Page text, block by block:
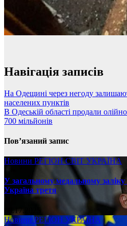
Навігація записів
На Одещині через негоду
населених пунктів
В Одеській області продали
700 мільйонів
Пов’язаний запис
Новини РЕГІОНСВІТ УКРАЇНА
У загальному медальному заліку
Україна третя
08.17.2025
НовиниРЕГІОН УКРАЇНА